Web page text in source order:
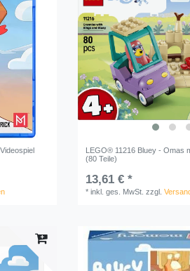
LEGO® 11216 Bluey - Omas
(80 Teile)
13,61 € *
*inkl. ges. MwSt. zzgl.